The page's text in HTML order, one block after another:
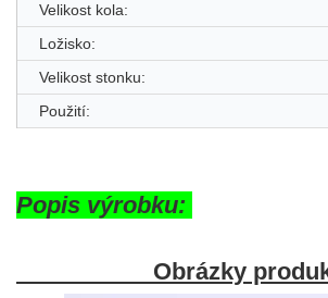
Velikost kola:
Ložisko:
Velikost stonku:
Použití:
Popis výrobku:
Obrázky